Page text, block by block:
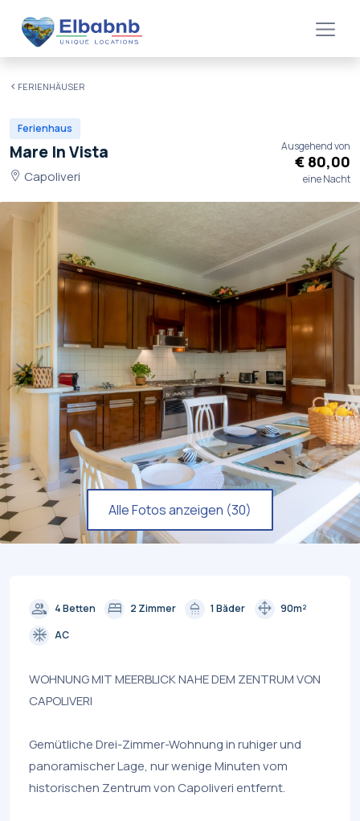
FERIENHÄUSER
Ferienhaus
Mare In Vista
Capoliveri
Ausgehend von
€ 80,00
eine Nacht
Alle Fotos anzeigen (30)
group 4 Betten bed 2 Zimmer shower 1 Bäder drag_pan 90m²
ac_unit AC
WOHNUNG MIT MEERBLICK NAHE DEM ZENTRUM VON
CAPOLIVERI
Gemütliche Drei-Zimmer-Wohnung in ruhiger und
panoramischer Lage, nur wenige Minuten vom
historischen Zentrum von Capoliveri entfernt.